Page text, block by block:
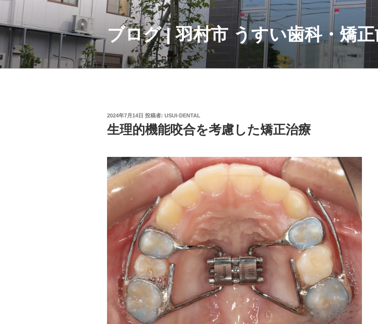
テ
ン
ツ
へ
ブログ | 羽村市 うすい歯科・矯
投
稿
日:
2024年7月14日 投稿者: USUI-DENTAL
生理的機能咬合を考慮した矯正治療